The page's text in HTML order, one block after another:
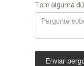
Tem alguma
Enviar